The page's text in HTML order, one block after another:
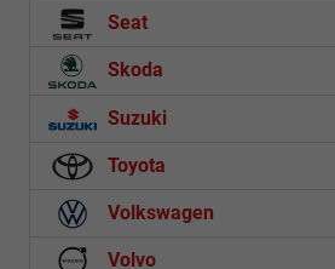
Seat
Skoda
Suzuki
Toyota
Volkswagen
Volvo